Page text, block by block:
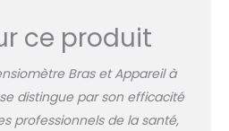
une FA a été détectée ou
TENSIOMÈTRE
: Accédez à
vos informations et
vos mesures de
artérielle et vos
ce produit
Bras et Appareil à
distingue par son efficacité
professionnels de la santé,